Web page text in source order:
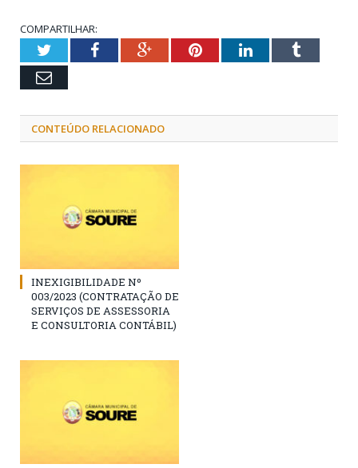
COMPARTILHAR:
TwitterFacebookGoogle+PinterestLinkedInTumblr
Email
CONTEÚDO RELACIONADO
INEXIGIBILIDADE Nº
003/2023 (CONTRATAÇÃO DE
SERVIÇOS DE ASSESSORIA
E CONSULTORIA CONTÁBIL)